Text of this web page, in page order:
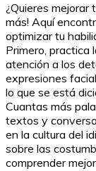
¿Quieres mejorar
más! Aquí
optimizar tu
Primero, practica
atención a los
expresiones
lo que se está
Cuantas más
textos y
en la cultura del
sobre las
comprender